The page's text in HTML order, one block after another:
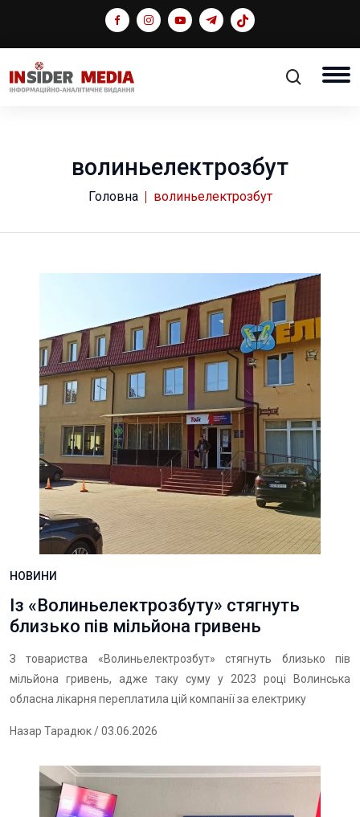
волиньелектрозбут
Головна волиньелектрозбут
НОВИНИ
Із «Волиньелектрозбуту» стягнуть
близько пів мільйона гривень
З товариства «Волиньелектрозбут» стягнуть близько пів
мільйона гривень, адже таку суму у 2023 році Волинська
обласна лікарня переплатила цій компанії за електрику
Назар Тарадюк/ 03.06.2026